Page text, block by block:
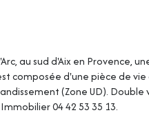
au sud d'Aix en Provence,
composée d'une pièce de
(Zone UD).
04 42 53 35 13.